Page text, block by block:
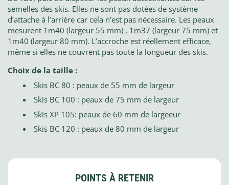
semelles des skis. Elles ne sont pas dotées de système
d’attache à l’arrière car cela n’est pas nécessaire. Les peaux
mesurent 1m40 (largeur 55 mm) , 1m37 (largeur 75 mm) et
1m40 (largeur 80 mm). L’accroche est réellement efficace,
même si elles ne couvrent pas toute la longueur des skis.
Choix de la taille :
Skis BC 80 : peaux de 55 mm de largeur
Skis BC 100 : peaux de 75 mm de largeur
Skis XP 105: peaux de 60 mm de largeeur
Skis BC 120 : peaux de 80 mm de largeur
POINTS À RETENIR